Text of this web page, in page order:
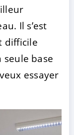
Il s’est
difficile
seule base
essayer